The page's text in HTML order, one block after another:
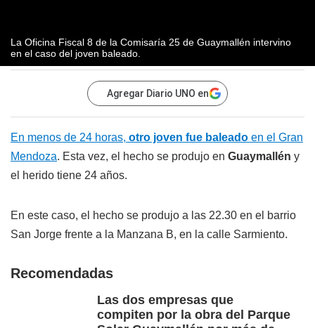
La Oficina Fiscal 8 de la Comisaría 25 de Guaymallén intervino
en el caso del joven baleado.
Agregar Diario UNO en
En menos de 24 horas, otro joven fue baleado en el Gran
Mendoza. Esta vez, el hecho se produjo en Guaymallén y
el herido tiene 24 años.
En este caso, el hecho se produjo a las 22.30 en el barrio
San Jorge frente a la Manzana B, en la calle Sarmiento.
Recomendadas
Las dos empresas que
compiten por la obra del Parque